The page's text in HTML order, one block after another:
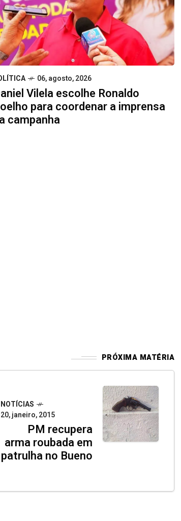
06, agosto, 2026
Vilela escolhe Ronaldo
para coordenar a imprensa
campanha
PRÓXIMA MATÉRIA
NOTÍCIAS
20, janeiro, 2015
PM recupera
arma roubada em
patrulha no Bueno